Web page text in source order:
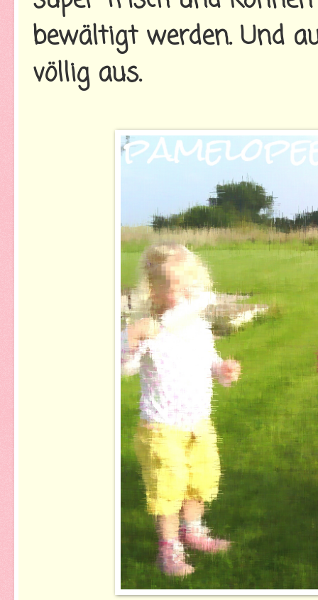
bewältigt werden. Und
völlig aus.